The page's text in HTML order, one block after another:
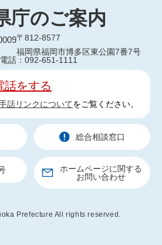
庁のご案内
〒812-8577
福岡県福岡市博多区東公園7番7号
話：092-651-1111
話をする
話リンクについてをご覧ください。
総合相談窓口
ホームページに関する
お問い合わせ
Prefecture All rights reserved.